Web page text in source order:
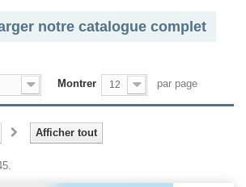
notre catalogue complet
Montrer 12 par page
Afficher tout